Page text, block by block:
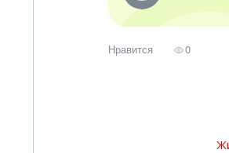
Нравится 0